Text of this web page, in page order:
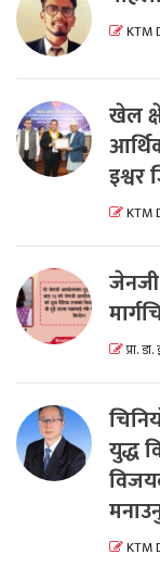
KTM
खेल
इश्वर
KTM
प्रा.
युद्ध
KTM